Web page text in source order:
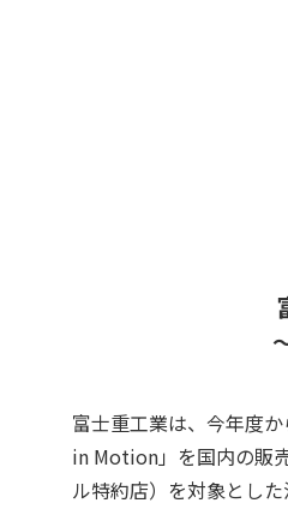
富士重工業は、今年度
in Motion」を国内の販
ル特約店）を対象とし